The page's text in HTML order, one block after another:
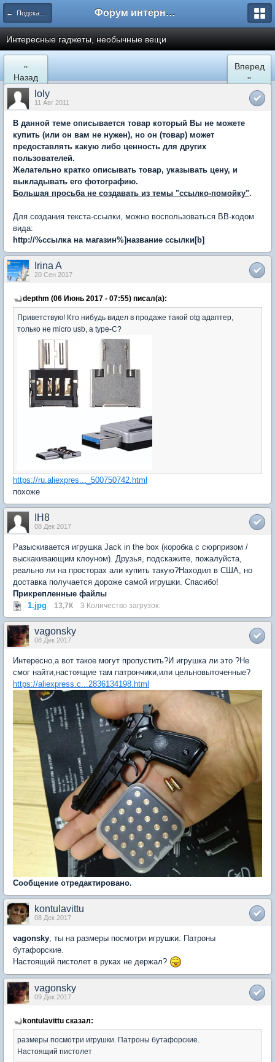
← Подскажите где купить Форум интернет покупателей
Интересные гаджеты, необычные вещи
«
Назад
Вперед
»
loly
11 Авг 2011
В данной теме описывается товар который Вы не можете
купить (или он вам не нужен), но он (товар) может
предоставлять какую либо ценность для других
пользователей.
Желательно кратко описывать товар, указывать цену, и
выкладывать его фотографию.
Большая просьба не создавать из темы "ссылко-помойку".
Для создания текста-ссылки, можно воспользоваться BB-кодом
вида:
http://%ссылка на магазин%] название ссылки[b]
Irina A
20 Сен 2017
depthm (06 Июнь 2017 - 07:55) писал(а):
Приветствую! Кто нибудь видел в продаже такой otg адаптер,
только не micro usb, а type-C?
https://ru.aliexpres..._500750742.html
похоже
IH8
08 Дек 2017
Разыскивается игрушка Jack in the box (коробка с сюрпризом /
выскакивающим клоуном). Друзья, подскажите, пожалуйста,
реально ли на просторах али купить такую?Находил в США, но
доставка получается дороже самой игрушки. Спасибо!
Прикрепленные файлы
1.jpg
13,7К 3 Количество загрузок:
vagonsky
08 Дек 2017
Интересно,а вот такое могут пропустить?И игрушка ли это ?Не
смог найти,настоящие там патрончики,или цельновыточенные?
https://aliexpress.c...2836134198.html
Сообщение отредактировано.
kontulavittu
08 Дек 2017
vagonsky , ты на размеры посмотри игрушки. Патроны
бутафорские.
Настоящий пистолет в руках не держал?
vagonsky
09 Дек 2017
kontulavittu сказал:
размеры посмотри игрушки. Патроны бутафорские.
Настоящий пистолет